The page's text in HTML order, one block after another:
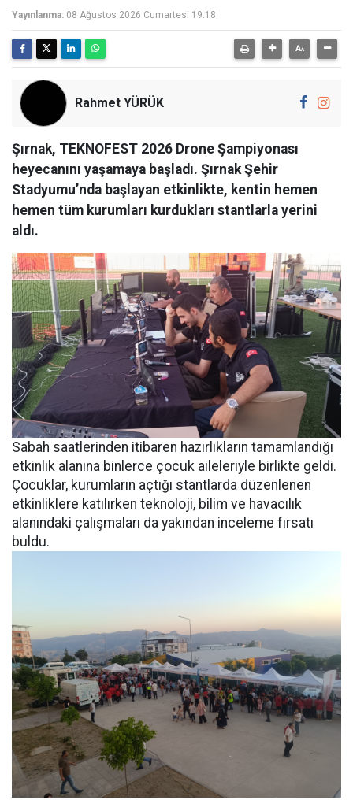
Yayınlanma: 08 Ağustos 2026 Cumartesi 19:18
Rahmet YÜRÜK
Şırnak, TEKNOFEST 2026 Drone Şampiyonası
heyecanını yaşamaya başladı. Şırnak Şehir
Stadyumu’nda başlayan etkinlikte, kentin hemen
hemen tüm kurumları kurdukları stantlarla yerini
aldı.
Sabah saatlerinden itibaren hazırlıkların tamamlandığı
etkinlik alanına binlerce çocuk aileleriyle birlikte geldi.
Çocuklar, kurumların açtığı stantlarda düzenlenen
etkinliklere katılırken teknoloji, bilim ve havacılık
alanındaki çalışmaları da yakından inceleme fırsatı
buldu.